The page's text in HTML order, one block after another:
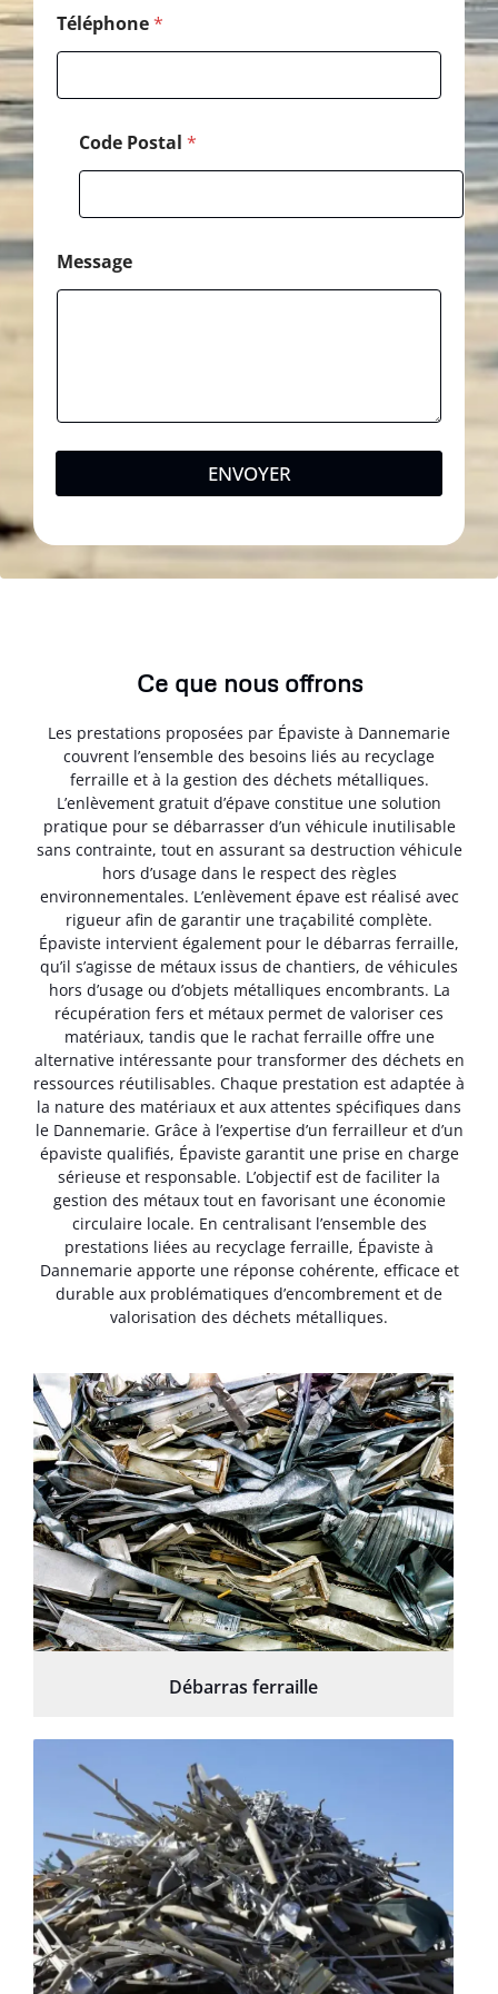
Téléphone*
Code Postal *
Message
ENVOYER
Ce que nous offrons
Les prestations proposées par Épaviste à Dannemarie
couvrent l’ensemble des besoins liés au recyclage
ferraille et à la gestion des déchets métalliques.
L’enlèvement gratuit d’épave constitue une solution
pratique pour se débarrasser d’un véhicule inutilisable
sans contrainte, tout en assurant sa destruction véhicule
hors d’usage dans le respect des règles
environnementales. L’enlèvement épave est réalisé avec
rigueur afin de garantir une traçabilité complète.
Épaviste intervient également pour le débarras ferraille,
qu’il s’agisse de métaux issus de chantiers, de véhicules
hors d’usage ou d’objets métalliques encombrants. La
récupération fers et métaux permet de valoriser ces
matériaux, tandis que le rachat ferraille offre une
alternative intéressante pour transformer des déchets en
ressources réutilisables. Chaque prestation est adaptée à
la nature des matériaux et aux attentes spécifiques dans
le Dannemarie. Grâce à l’expertise d’un ferrailleur et d’un
épaviste qualifiés, Épaviste garantit une prise en charge
sérieuse et responsable. L’objectif est de faciliter la
gestion des métaux tout en favorisant une économie
circulaire locale. En centralisant l’ensemble des
prestations liées au recyclage ferraille, Épaviste à
Dannemarie apporte une réponse cohérente, efficace et
durable aux problématiques d’encombrement et de
valorisation des déchets métalliques.
Débarras ferraille